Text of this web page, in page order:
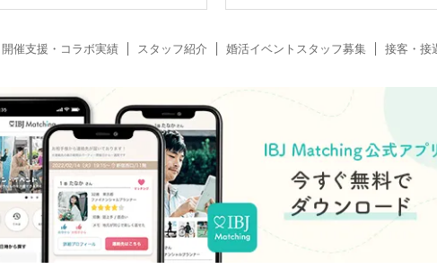
催支援・コラボ実績 スタッフ紹介 婚活イベントスタッフ募集 接客・接